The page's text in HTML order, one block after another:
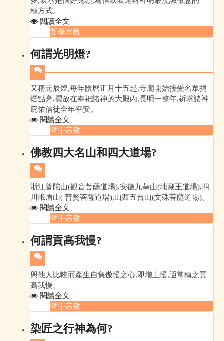
種方式。
閱讀全文
哲學宗教
何謂光明燈?
又稱元辰燈,每年陰曆正月十五起,寺廟開始接受名眾捐
燈點亮,擺放在奉祀諸神的大殿內,長明一整年,祈求諸神
庇佑信徒全年平安。
閱讀全文
哲學宗教
佛教四大名山和四大道場?
浙江普陀山(觀音菩薩道場),安徽九華山(地藏王道場),四
川峨眉山( 普賢菩薩道場),山西五台山(文殊菩薩道場)。
閱讀全文
哲學宗教
何謂貢高我慢?
與他人比較而產生自負傲慢之心,即增上慢,通常稱之貢
高我慢。
閱讀全文
哲學宗教
染匠之行神為何?